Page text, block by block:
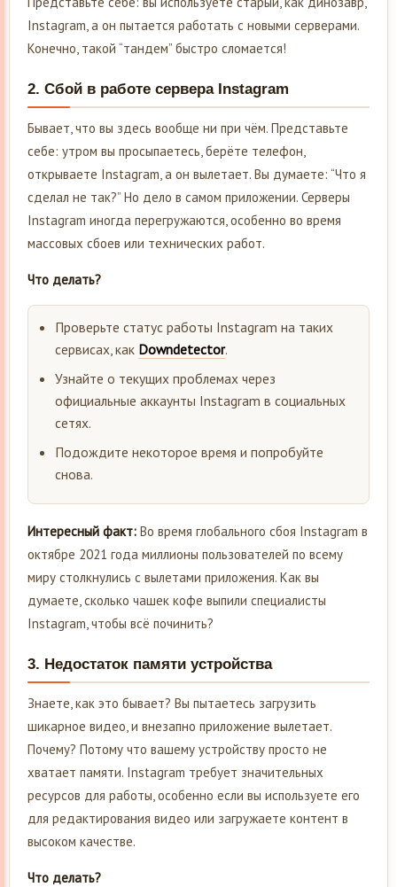
Instagram, а он пытается работать с новыми серверами.
Конечно, такой “тандем” быстро сломается!
2. Сбой в работе сервера Instagram
Бывает, что вы здесь вообще ни при чём. Представьте
себе: утром вы просыпаетесь, берёте телефон,
открываете Instagram, а он вылетает. Вы думаете: “Что я
сделал не так?” Но дело в самом приложении. Серверы
Instagram иногда перегружаются, особенно во время
массовых сбоев или технических работ.
Что делать?
Проверьте статус работы Instagram на таких
сервисах, как Downdetector.
Узнайте о текущих проблемах через
официальные аккаунты Instagram в социальных
сетях.
Подождите некоторое время и попробуйте
снова.
Интересный факт: Во время глобального сбоя Instagram в
октябре 2021 года миллионы пользователей по всему
миру столкнулись с вылетами приложения. Как вы
думаете, сколько чашек кофе выпили специалисты
Instagram, чтобы всё починить?
3. Недостаток памяти устройства
Знаете, как это бывает? Вы пытаетесь загрузить
шикарное видео, и внезапно приложение вылетает.
Почему? Потому что вашему устройству просто не
хватает памяти. Instagram требует значительных
ресурсов для работы, особенно если вы используете его
для редактирования видео или загружаете контент в
высоком качестве.
Что делать?